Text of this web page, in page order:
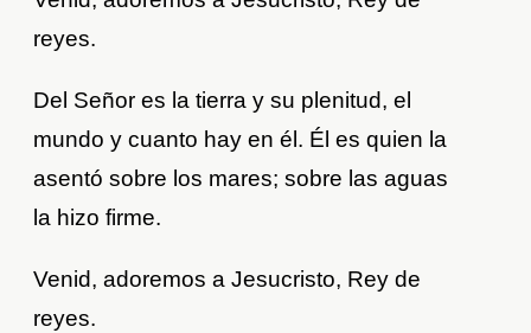
reyes.
Del Señor es la tierra y su plenitud, el
mundo y cuanto hay en él. Él es quien la
asentó sobre los mares; sobre las aguas
la hizo firme.
Venid, adoremos a Jesucristo, Rey de
reyes.